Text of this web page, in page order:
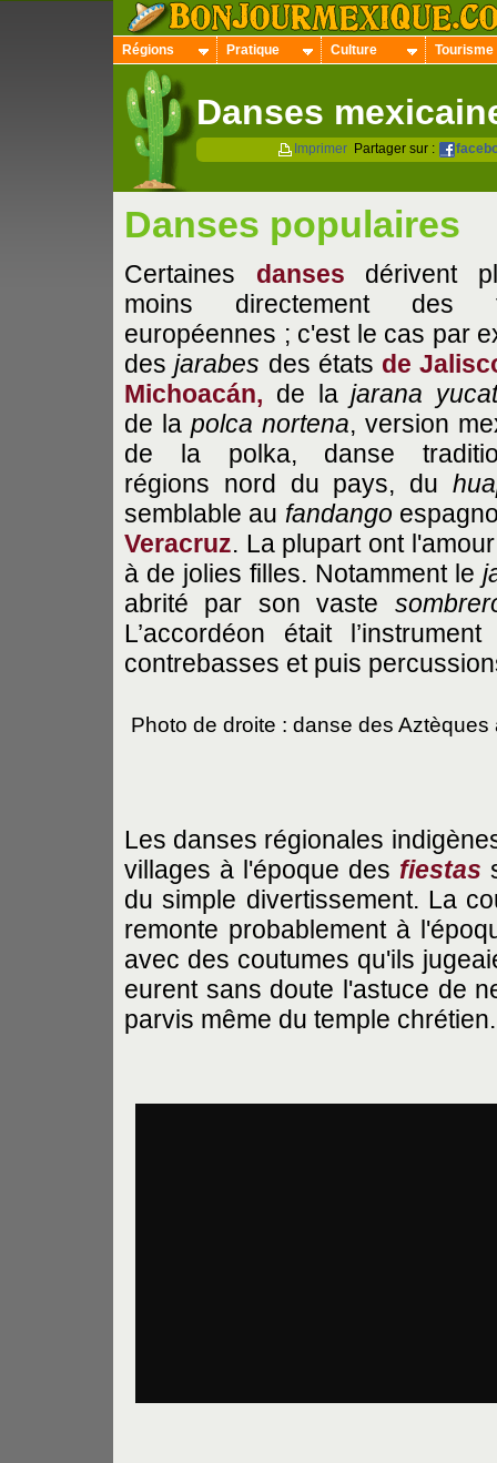
Régions Pratique Culture Tourisme
Danses
Imprimer Partager sur :
Danses populaires
Certaines danses dérivent
moins directement des
européennes ; c'est le cas par
desjarabes des états de
Michoacán, de lajarana
de la polca nortena, version
de la polka, danse
régions nord du pays, du
semblable au fandango
Veracruz. La plupart ont
à de jolies filles. Notamment le
abrité par son vaste
L’accordéon était
contrebasses et puis
Photo de droite : danse des
Les danses régionales
villages à l'époque des fiestas
du simple divertissement. La
remonte probablement à
avec des coutumes qu'ils
eurent sans doute l'astuce de
parvis même du temple chrétien.